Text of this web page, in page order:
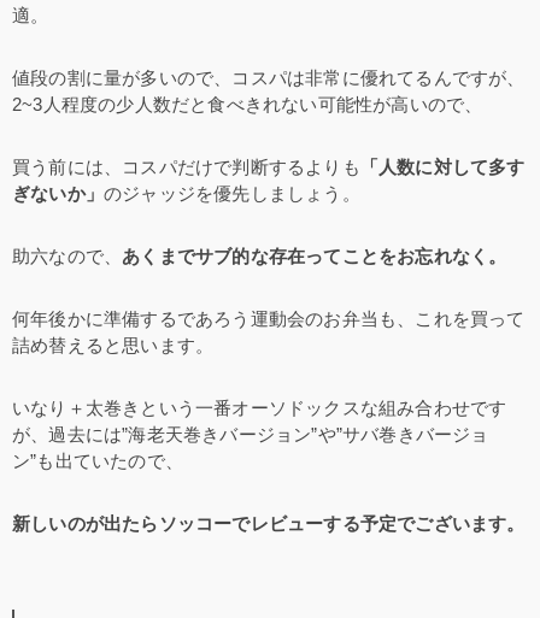
適。
値段の割に量が多いので、コスパは非常に優れてるんですが、
2~3人程度の少人数だと食べきれない可能性が高いので、
買う前には、コスパだけで判断するよりも
「人数に対して多す
ぎないか」 のジャッジを優先しましょう。
助六なので、 あくまでサブ的な存在ってことをお忘れなく。
何年後かに準備するであろう運動会のお弁当も、これを買って
詰め替えると思います。
いなり＋太巻きという一番オーソドックスな組み合わせです
が、過去には”海老天巻きバージョン”や”サバ巻きバージョ
ン”も出ていたので、
新しいのが出たらソッコーでレビューする予定でございます。